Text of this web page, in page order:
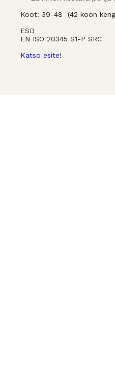
Koot: 39-48 (42 koon
ESD
EN ISO 20345 S1-P SRC
Katso esite!